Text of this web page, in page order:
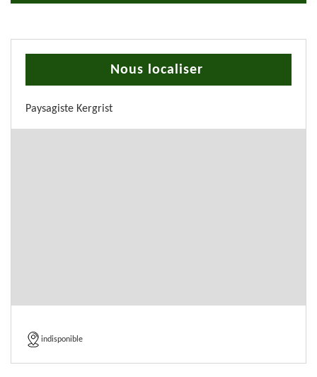
Nous localiser
Paysagiste Kergrist
indisponible